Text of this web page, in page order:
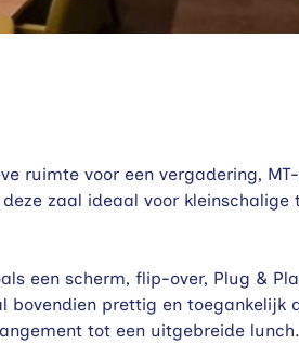
ruimte voor een vergadering,
zaal ideaal voor
een scherm, flip-over, Plug &
prettig en toegankelijk
tot een uitgebreide lunch.